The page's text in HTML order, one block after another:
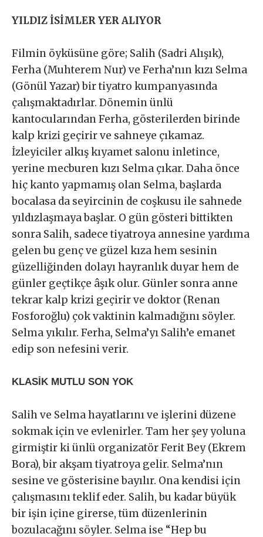
YILDIZ İSİMLER YER ALIYOR
Filmin öyküsüne göre; Salih (Sadri Alışık),
Ferha (Muhterem Nur) ve Ferha’nın kızı Selma
(Gönül Yazar) bir tiyatro kumpanyasında
çalışmaktadırlar. Dönemin ünlü
kantocularından Ferha, gösterilerden birinde
kalp krizi geçirir ve sahneye çıkamaz.
İzleyiciler alkış kıyamet salonu inletince,
yerine mecburen kızı Selma çıkar. Daha önce
hiç kanto yapmamış olan Selma, başlarda
bocalasa da seyircinin de coşkusu ile sahnede
yıldızlaşmaya başlar. O gün gösteri bittikten
sonra Salih, sadece tiyatroya annesine yardıma
gelen bu genç ve güzel kıza hem sesinin
güzelliğinden dolayı hayranlık duyar hem de
günler geçtikçe âşık olur. Günler sonra anne
tekrar kalp krizi geçirir ve doktor (Renan
Fosforoğlu) çok vaktinin kalmadığını söyler.
Selma yıkılır. Ferha, Selma’yı Salih’e emanet
edip son nefesini verir.
KLASİK MUTLU SON YOK
Salih ve Selma hayatlarını ve işlerini düzene
sokmak için ve evlenirler. Tam her şey yoluna
girmiştir ki ünlü organizatör Ferit Bey (Ekrem
Bora), bir akşam tiyatroya gelir. Selma’nın
sesine ve gösterisine bayılır. Ona kendisi için
çalışmasını teklif eder. Salih, bu kadar büyük
bir işin içine girerse, tüm düzenlerinin
bozulacağını söyler. Selma ise “Hep bu